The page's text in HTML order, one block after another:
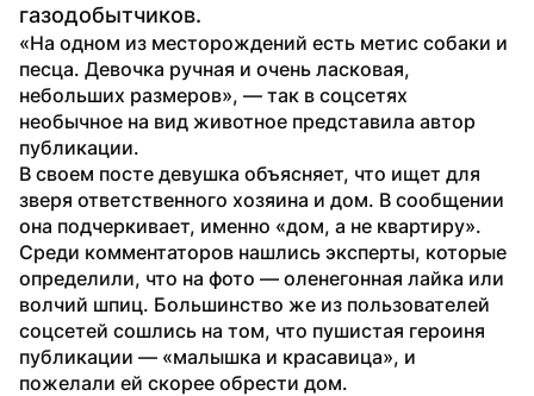
газодобытчиков.
«На одном из месторождений есть метис собаки и
песца. Девочка ручная и очень ласковая,
небольших размеров», — так в соцсетях
необычное на вид животное представила автор
публикации.
В своем посте девушка объясняет, что ищет для
зверя ответственного хозяина и дом. В сообщении
она подчеркивает, именно «дом, а не квартиру».
Среди комментаторов нашлись эксперты, которые
определили, что на фото — оленегонная лайка или
волчий шпиц. Большинство же из пользователей
соцсетей сошлись на том, что пушистая героиня
публикации — «малышка и красавица», и
пожелали ей скорее обрести дом.